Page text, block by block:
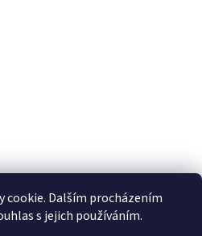
cookie. Dalším procházením
s jejich používáním.